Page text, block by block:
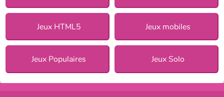
Jeux HTML5 Jeux mobiles
Jeux Populaires Jeux Solo